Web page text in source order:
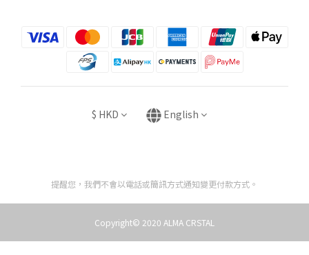
$ HKD English
提醒您，我們不會以電話或簡訊方式通知變更付款方式。
Copyright© 2020 ALMA CRSTAL